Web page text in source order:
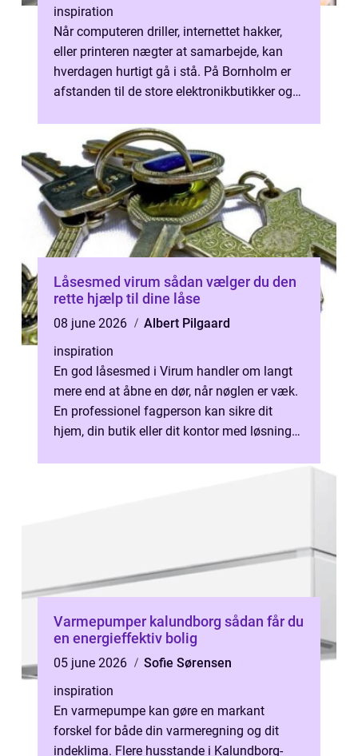
inspiration
Når computeren driller, internettet hakker,
eller printeren nægter at samarbejde, kan
hverdagen hurtigt gå i stå. På Bornholm er
afstanden til de store elektronikbutikker og
Låsesmed virum sådan vælger du den
rette hjælp til dine låse
08 june 2026
Albert Pilgaard
inspiration
En god låsesmed i Virum handler om langt
mere end at åbne en dør, når nøglen er væk.
En professionel fagperson kan sikre dit
hjem, din butik eller dit kontor med løsninger,
Varmepumper kalundborg sådan får du
en energieffektiv bolig
05 june 2026
Sofie Sørensen
inspiration
En varmepumpe kan gøre en markant
forskel for både din varmeregning og dit
indeklima. Flere husstande i Kalundborg-